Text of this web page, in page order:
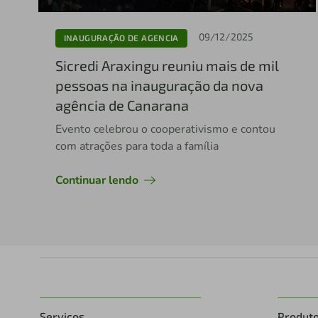
INAUGURAÇÃO DE AGENCIA 09/12/2025
Sicredi Araxingu reuniu mais de mil
pessoas na inauguração da nova
agência de Canarana
Evento celebrou o cooperativismo e contou
com atrações para toda a família
Continuar lendo